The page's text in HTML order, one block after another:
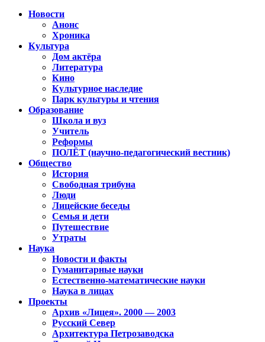
Новости
Анонс
Хроника
Культура
Дом актёра
Литература
Кино
Культурное наследие
Парк культуры и чтения
Образование
Школа и вуз
Учитель
Реформы
ПОЛЁТ (научно-педагогический вестник)
Общество
История
Свободная трибуна
Люди
Лицейские беседы
Семья и дети
Путешествие
Утраты
Наука
Новости и факты
Гуманитарные науки
Естественно-математические науки
Наука в лицах
Проекты
Архив «Лицея». 2000 — 2003
Русский Север
Архитектура Петрозаводска